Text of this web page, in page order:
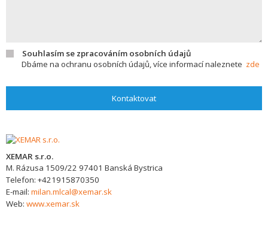
Souhlasím se zpracováním osobních údajů
Dbáme na ochranu osobních údajů, více informací naleznete zde
Kontaktovat
XEMAR s.r.o.
M. Rázusa 1509/22 97401 Banská Bystrica
Telefon: +421915870350
E-mail: milan.mlcal@xemar.sk
Web: www.xemar.sk